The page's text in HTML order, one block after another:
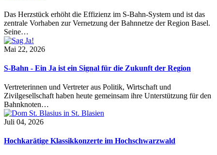
Das Herzstück erhöht die Effizienz im S-Bahn-System und ist das
zentrale Vorhaben zur Vernetzung der Bahnnetze der Region Basel.
Seine…
Mai 22, 2026
S-Bahn - Ein Ja ist ein Signal für die Zukunft der Region
Vertreterinnen und Vertreter aus Politik, Wirtschaft und
Zivilgesellschaft haben heute gemeinsam ihre Unterstützung für den
Bahnknoten…
Juli 04, 2026
Hochkarätige Klassikkonzerte im Hochschwarzwald